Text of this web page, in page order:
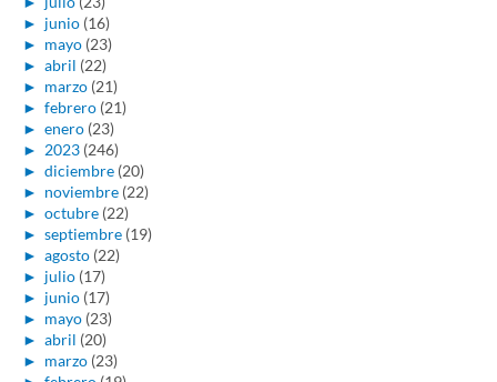
► junio (16)
► mayo (23)
► abril (22)
► marzo (21)
► febrero (21)
► enero (23)
► 2023 (246)
► diciembre (20)
► noviembre (22)
► octubre (22)
► septiembre (19)
► agosto (22)
► julio (17)
► junio (17)
► mayo (23)
► abril (20)
► marzo (23)